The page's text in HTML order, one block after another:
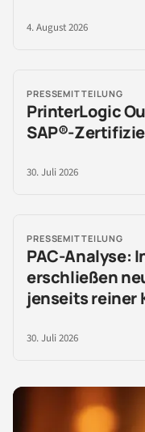
4. August 2026
PRESSEMITTEILUNG
PrinterLogic
SAP®-
30. Juli 2026
PRESSEMITTEILUNG
PAC-Analyse:
erschließen
jenseits reiner
30. Juli 2026